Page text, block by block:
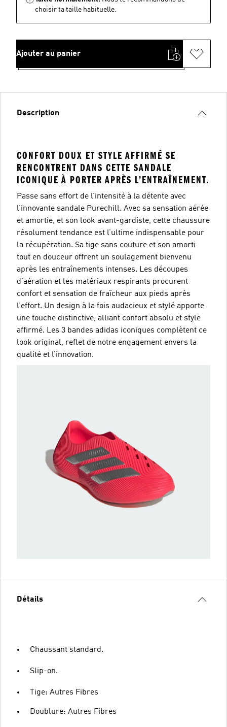
choisir ta taille habituelle.
Ajouter au panier
Description
CONFORT DOUX ET STYLE AFFIRMÉ SE
RENCONTRENT DANS CETTE SANDALE
ICONIQUE À PORTER APRÈS L’ENTRAÎNEMENT.
Passe sans effort de l’intensité à la détente avec
l’innovante sandale Purechill. Avec sa sensation aérée
et amortie, et son look avant-gardiste, cette chaussure
résolument tendance est l’ultime indispensable pour
la récupération. Sa tige sans couture et son amorti
tout en douceur offrent un soulagement bienvenu
après les entraînements intenses. Les découpes
d’aération et les matériaux respirants procurent
confort et sensation de fraîcheur aux pieds après
l’effort. Un design à la fois audacieux et stylé apporte
une touche distinctive, alliant confort absolu et style
affirmé. Les 3 bandes adidas iconiques complètent ce
look original, reflet de notre engagement envers la
qualité et l’innovation.
Détails
Chaussant standard.
Slip-on.
Tige: Autres Fibres
Doublure: Autres Fibres